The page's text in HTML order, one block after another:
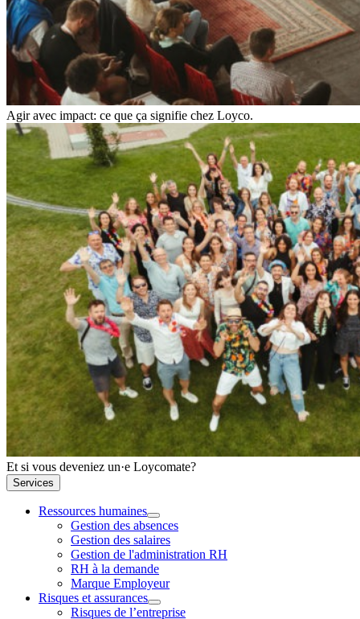
Agir avec impact: ce que ça signifie chez Loyco.
Et si vous deveniez un·e Loycomate?
Services
Ressources humaines
Gestion des absences
Gestion des salaires
Gestion de l'administration RH
RH à la demande
Marque Employeur
Risques et assurances
Risques de l’entreprise